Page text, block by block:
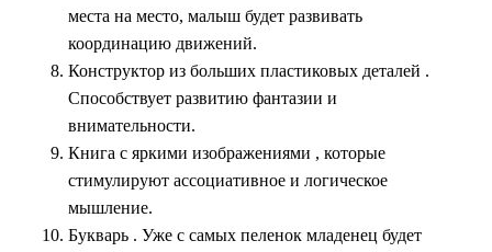
места на место, малыш будет развивать
координацию движений.
Конструктор из больших пластиковых деталей .
Способствует развитию фантазии и
внимательности.
Книга с яркими изображениями , которые
стимулируют ассоциативное и логическое
мышление.
Букварь . Уже с самых пеленок младенец будет